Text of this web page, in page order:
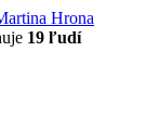
Hrona
19 ľudí